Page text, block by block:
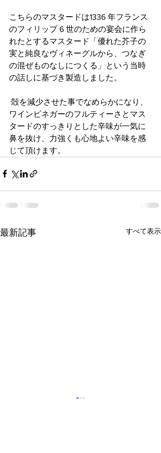
こちらのマスタードは1336 年フランス
のフィリップ 6 世のための宴会に作ら
れたとするマスタード「優れた芥子の
実と純良なヴィネーグルから、つなぎ
の混ぜものなしにつくる」という当時
の話しに基づき製造しました。
ワインビネガーのフルティーさとマス
タードのすっきりとした辛味が一気に
鼻を抜け、力強くも心地よい辛味を感
じて頂けます。
最新記事 すべて表示